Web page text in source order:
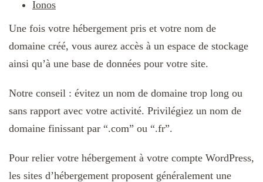
Ionos
Une fois votre hébergement pris et votre nom de
domaine créé, vous aurez accès à un espace de stockage
ainsi qu’à une base de données pour votre site.
Notre conseil : évitez un nom de domaine trop long ou
sans rapport avec votre activité. Privilégiez un nom de
domaine finissant par “.com” ou “.fr”.
Pour relier votre hébergement à votre compte WordPress,
les sites d’hébergement proposent généralement une